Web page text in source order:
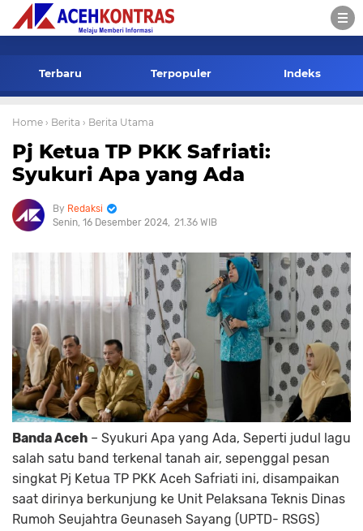
Terbaru Terpopuler Indeks
Home › Berita › Berita Utama
Pj Ketua TP PKK Safriati:
Syukuri Apa yang Ada
Redaksi
Senin, 16 Desember 2024 21.36 WIB
Banda Aceh – Syukuri Apa yang Ada, Seperti judul lagu
salah satu band terkenal tanah air, sepenggal pesan
singkat Pj Ketua TP PKK Aceh Safriati ini, disampaikan
saat dirinya berkunjung ke Unit Pelaksana Teknis Dinas
Rumoh Seujahtra Geunaseh Sayang (UPTD- RSGS)